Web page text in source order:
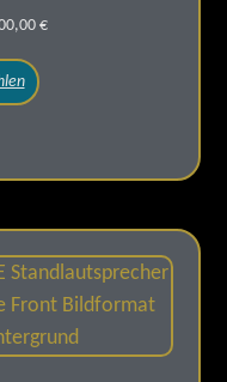
€